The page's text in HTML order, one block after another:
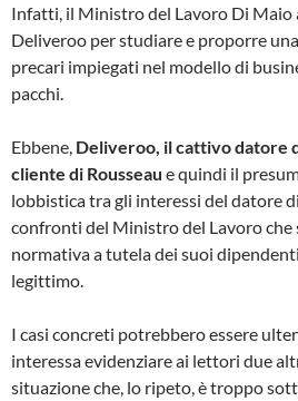
Infatti, il Ministro del Lavoro Di Maio
Deliveroo per studiare e proporre
precari impiegati nel modello di
pacchi.
Ebbene, Deliveroo, il cattivo datore
cliente di Rousseau e quindi il
lobbistica tra gli interessi del datore
confronti del Ministro del Lavoro che
normativa a tutela dei suoi
legittimo.
I casi concreti potrebbero essere
interessa evidenziare ai lettori due
situazione che, lo ripeto, è troppo